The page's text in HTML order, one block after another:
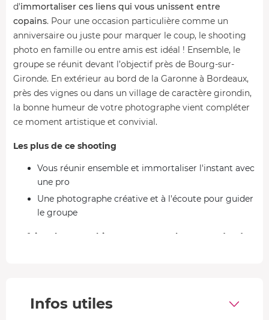
d'immortaliser ces liens qui vous unissent entre
copains. Pour une occasion particulière comme un
anniversaire ou juste pour marquer le coup, le shooting
photo en famille ou entre amis est idéal ! Ensemble, le
groupe se réunit devant l’objectif près de Bourg-sur-
Gironde. En extérieur au bord de la Garonne à Bordeaux,
près des vignes ou dans un village de caractère girondin,
la bonne humeur de votre photographe vient compléter
ce moment artistique et convivial.
Les plus de ce shooting
Vous réunir ensemble et immortaliser l'instant avec
une pro
Une photographe créative et à l'écoute pour guider
le groupe
Se faire photographier avec vos proches et garder de
a décidé de vivre de sa passion. Elle aime saisir
Infos utiles